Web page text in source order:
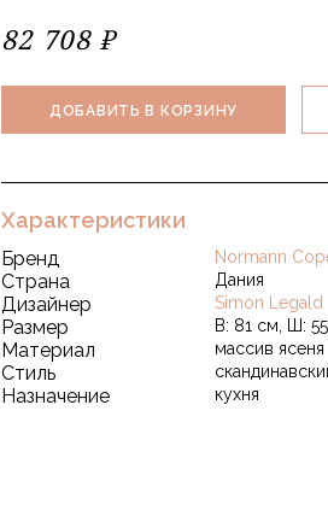
82 708 ₽
ДОБАВИТЬ В КОРЗИНУ
Характеристики
Бренд Normann
Страна Дания
Дизайнер Simon Legald
Размер В: 81 см, Ш:
Материал массив ясеня
Стиль
Назначение кухня